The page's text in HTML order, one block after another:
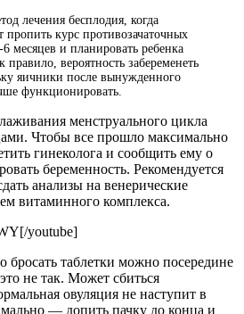
лечения бесплодия, когда
курс противозачаточных
6 месяцев и планировать ребенка
вероятность забеременеть
яичники после вынужденного
функционировать.
менструального цикла
Чтобы все прошло максимально
гинеколога и сообщить ему о
беременность. Рекомендуется
анализы на венерические
витаминного комплекса.
youtube]
бросать таблетки можно посередине
не так. Может сбиться
овуляция не наступит в
— допить пачку до конца и